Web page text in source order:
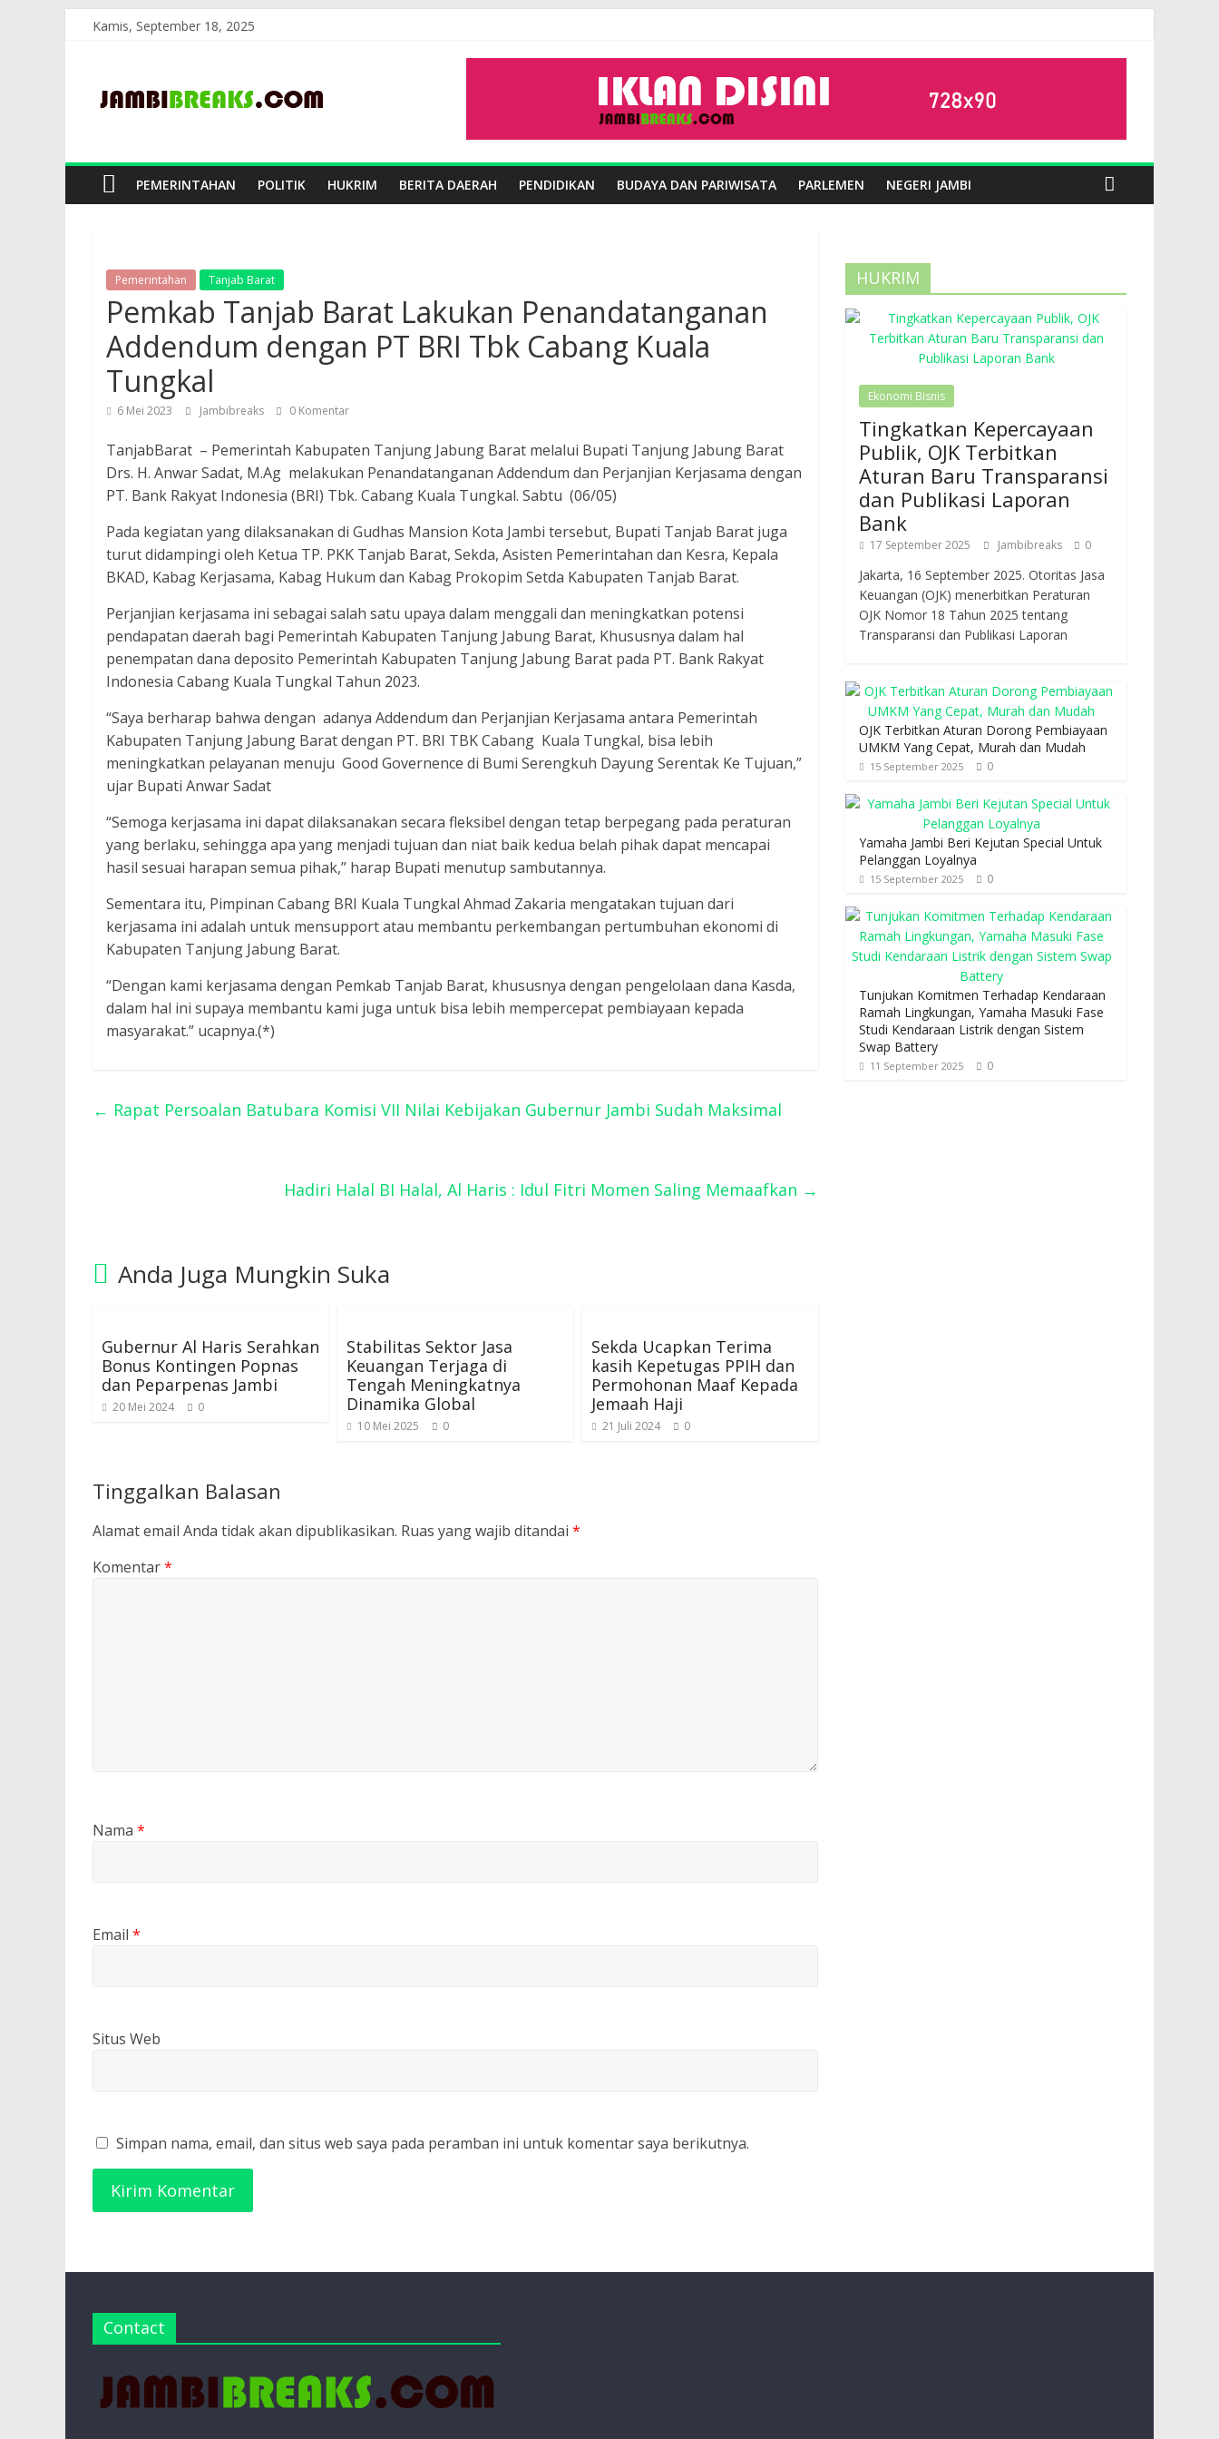
Kamis, September 18, 2025
JambiBreaks
PEMERINTAHAN POLITIK HUKRIM BERITA DAERAH PENDIDIKAN BUDAYA DAN PARIWISATA PARLEMEN NEGERI JAMBI
Pemerintahan Tanjab Barat
Pemkab Tanjab Barat Lakukan Penandatanganan
Addendum dengan PT BRI Tbk Cabang Kuala
Tungkal
6 Mei 2023 Jambibreaks 0 Komentar
TanjabBarat – Pemerintah Kabupaten Tanjung Jabung Barat melalui Bupati Tanjung Jabung Barat
Drs. H. Anwar Sadat, M.Ag melakukan Penandatanganan Addendum dan Perjanjian Kerjasama dengan
PT. Bank Rakyat Indonesia (BRI) Tbk. Cabang Kuala Tungkal. Sabtu (06/05)
Pada kegiatan yang dilaksanakan di Gudhas Mansion Kota Jambi tersebut, Bupati Tanjab Barat juga
turut didampingi oleh Ketua TP. PKK Tanjab Barat, Sekda, Asisten Pemerintahan dan Kesra, Kepala
BKAD, Kabag Kerjasama, Kabag Hukum dan Kabag Prokopim Setda Kabupaten Tanjab Barat.
Perjanjian kerjasama ini sebagai salah satu upaya dalam menggali dan meningkatkan potensi
pendapatan daerah bagi Pemerintah Kabupaten Tanjung Jabung Barat, Khususnya dalam hal
penempatan dana deposito Pemerintah Kabupaten Tanjung Jabung Barat pada PT. Bank Rakyat
Indonesia Cabang Kuala Tungkal Tahun 2023.
“Saya berharap bahwa dengan adanya Addendum dan Perjanjian Kerjasama antara Pemerintah
Kabupaten Tanjung Jabung Barat dengan PT. BRI TBK Cabang Kuala Tungkal, bisa lebih
meningkatkan pelayanan menuju Good Governence di Bumi Serengkuh Dayung Serentak Ke Tujuan,”
ujar Bupati Anwar Sadat
“Semoga kerjasama ini dapat dilaksanakan secara fleksibel dengan tetap berpegang pada peraturan
yang berlaku, sehingga apa yang menjadi tujuan dan niat baik kedua belah pihak dapat mencapai
hasil sesuai harapan semua pihak,” harap Bupati menutup sambutannya.
Sementara itu, Pimpinan Cabang BRI Kuala Tungkal Ahmad Zakaria mengatakan tujuan dari
kerjasama ini adalah untuk mensupport atau membantu perkembangan pertumbuhan ekonomi di
Kabupaten Tanjung Jabung Barat.
“Dengan kami kerjasama dengan Pemkab Tanjab Barat, khususnya dengan pengelolaan dana Kasda,
dalam hal ini supaya membantu kami juga untuk bisa lebih mempercepat pembiayaan kepada
masyarakat.” ucapnya.(*)
← Rapat Persoalan Batubara Komisi VII Nilai Kebijakan Gubernur Jambi Sudah Maksimal
Hadiri Halal BI Halal, Al Haris : Idul Fitri Momen Saling Memaafkan →
Anda Juga Mungkin Suka
Gubernur Al Haris Serahkan
Bonus Kontingen Popnas
dan Peparpenas Jambi
20 Mei 2024 0
Stabilitas Sektor Jasa
Keuangan Terjaga di
Tengah Meningkatnya
Dinamika Global
10 Mei 2025 0
Sekda Ucapkan Terima
kasih Kepetugas PPIH dan
Permohonan Maaf Kepada
Jemaah Haji
21 Juli 2024 0
Tinggalkan Balasan
Alamat email Anda tidak akan dipublikasikan. Ruas yang wajib ditandai *
Komentar*
Nama *
Email *
Situs Web
Simpan nama, email, dan situs web saya pada peramban ini untuk komentar saya berikutnya.
HUKRIM
Ekonomi Bisnis
Tingkatkan Kepercayaan
Publik, OJK Terbitkan
Aturan Baru Transparansi
dan Publikasi Laporan
Bank
17 September 2025 Jambibreaks 0
Jakarta, 16 September 2025. Otoritas Jasa
Keuangan (OJK) menerbitkan Peraturan
OJK Nomor 18 Tahun 2025 tentang
Transparansi dan Publikasi Laporan
OJK Terbitkan Aturan Dorong Pembiayaan
UMKM Yang Cepat, Murah dan Mudah
15 September 2025 0
Yamaha Jambi Beri Kejutan Special Untuk
Pelanggan Loyalnya
15 September 2025 0
Tunjukan Komitmen Terhadap Kendaraan
Ramah Lingkungan, Yamaha Masuki Fase
Studi Kendaraan Listrik dengan Sistem
Swap Battery
11 September 2025 0
Contact